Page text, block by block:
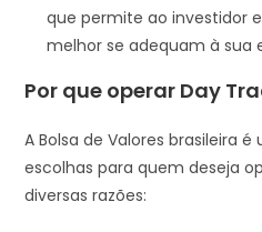
que permite ao investidor
melhor se adequam à sua
Por que operar Day
A Bolsa de Valores brasileira
escolhas para quem deseja
diversas razões: